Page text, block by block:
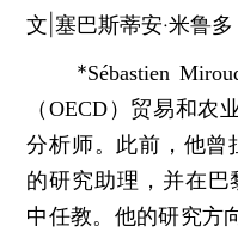
文|塞巴斯蒂安·米鲁多
*Sébastien
（OECD）贸易和
分析师。此前，他曾
的研究助理，并在巴
中任教。他的研究方